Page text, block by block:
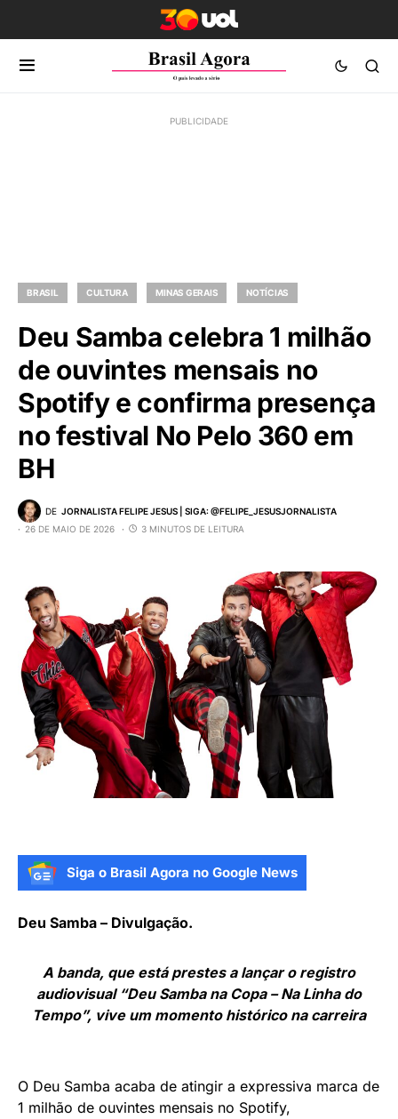
BRASIL CULTURA MINAS GERAIS NOTÍCIAS
Deu Samba celebra 1 milhão
de ouvintes mensais no
Spotify e confirma presença
no festival No Pelo 360 em
BH
DE JORNALISTA FELIPE JESUS | SIGA: @FELIPE_JESUSJORNALISTA
26 DE MAIO DE 2026
3 MINUTOS DE LEITURA
Siga o Brasil Agora no Google News
Deu Samba – Divulgação.
A banda, que está prestes a lançar o registro
audiovisual “Deu Samba na Copa – Na Linha do
Tempo”, vive um momento histórico na carreira
O Deu Samba acaba de atingir a expressiva marca de
1 milhão de ouvintes mensais no Spotify,